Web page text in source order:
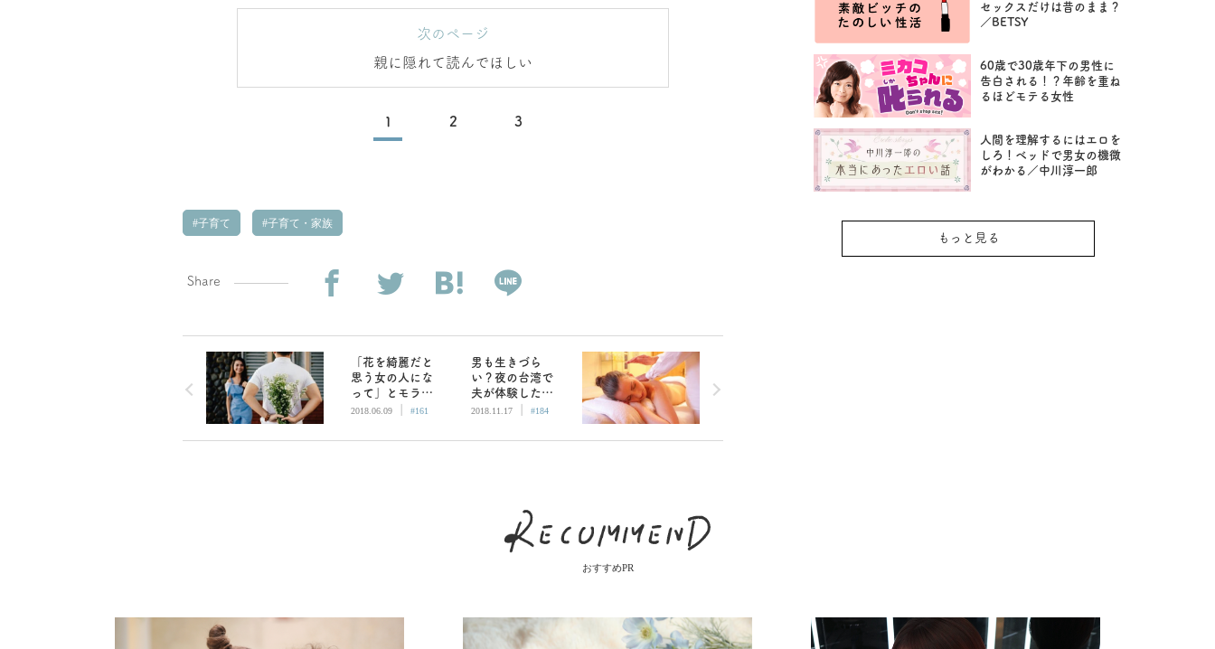
次のページ
親に隠れて読んでほしい
1 2 3
子育て 子育て・家族
Share
「花を綺麗だと
思う女の人にな
って」とモラハ
ラ彼からの贈り
2018.06.09 | #161
男も生きづら
い？夜の台湾で
夫が体験したス
ペシャルマッサ
2018.11.17 | #184
セックスだけは昔のまま？
／BETSY
60歳で30歳年下の男性に
告白される！？年齢を重ね
るほどモテる女性
人間を理解するにはエロを
しろ！ベッドで男女の機微
がわかる／中川淳一郎
もっと見る
おすすめPR